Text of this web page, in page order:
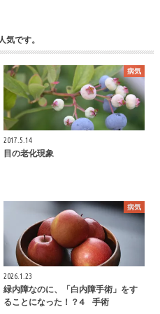
気です。
病気
2017.5.14
目の老化現象
病気
2026.1.23
緑内障なのに、「白内障手術」をす
ることになった！？4 手術